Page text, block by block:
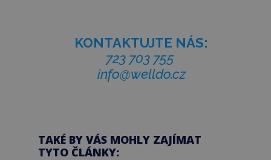
KONTAKTUJTE NÁS:
723 703 755
info@welldo.cz
TAKÉ BY VÁS MOHLY ZAJÍMAT
TYTO ČLÁNKY: